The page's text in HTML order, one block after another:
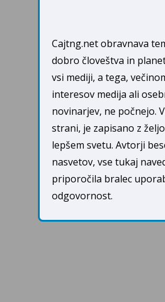
Cajtng.net obravnava
dobro človeštva in
vsi mediji, a tega,
interesov medija ali
novinarjev, ne počnejo.
strani, je zapisano z
lepšem svetu. Avtorji
nasvetov, vse tukaj
priporočila bralec
odgovornost.